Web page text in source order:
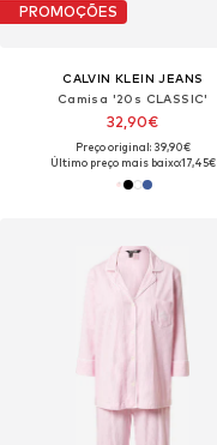
PROMOÇÕES
CALVIN KLEIN JEANS
Camisa '20s CLASSIC'
32,90€
Preço original: 39,90€
Último preço mais baixo:17,45€